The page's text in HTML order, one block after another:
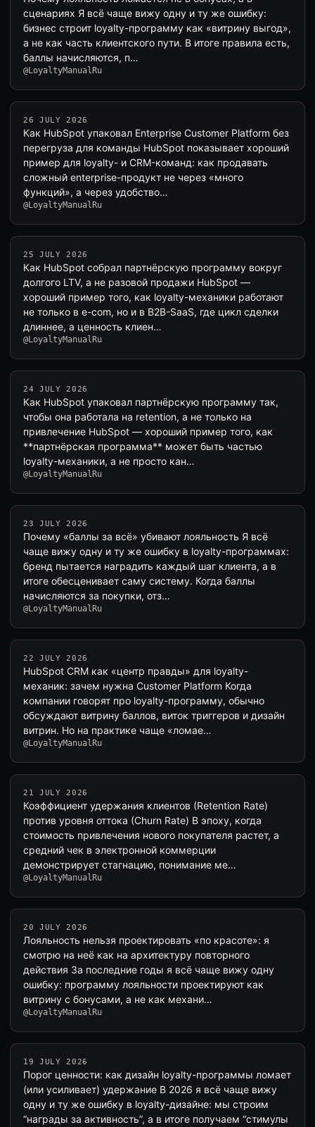
сценариях Я всё чаще вижу одну и ту же ошибку:
бизнес строит loyalty-программу как «витрину выгод»,
а не как часть клиентского пути. В итоге правила есть,
баллы начисляются, п…
@LoyaltyManualRu
26 JULY 2026
Как HubSpot упаковал Enterprise Customer Platform без
перегруза для команды HubSpot показывает хороший
пример для loyalty- и CRM-команд: как продавать
сложный enterprise-продукт не через «много
функций», а через удобство…
@LoyaltyManualRu
25 JULY 2026
Как HubSpot собрал партнёрскую программу вокруг
долгого LTV, а не разовой продажи HubSpot —
хороший пример того, как loyalty-механики работают
не только в e-com, но и в B2B-SaaS, где цикл сделки
длиннее, а ценность клиен…
@LoyaltyManualRu
24 JULY 2026
Как HubSpot упаковал партнёрскую программу так,
чтобы она работала на retention, а не только на
привлечение HubSpot — хороший пример того, как
**партнёрская программа** может быть частью
loyalty-механики, а не просто кан…
@LoyaltyManualRu
23 JULY 2026
Почему «баллы за всё» убивают лояльность Я всё
чаще вижу одну и ту же ошибку в loyalty-программах:
бренд пытается наградить каждый шаг клиента, а в
итоге обесценивает саму систему. Когда баллы
начисляются за покупки, отз…
@LoyaltyManualRu
22 JULY 2026
HubSpot CRM как «центр правды» для loyalty-
механик: зачем нужна Customer Platform Когда
компании говорят про loyalty-программу, обычно
обсуждают витрину баллов, виток триггеров и дизайн
витрин. Но на практике чаще «ломае…
@LoyaltyManualRu
21 JULY 2026
Коэффициент удержания клиентов (Retention Rate)
против уровня оттока (Churn Rate) В эпоху, когда
стоимость привлечения нового покупателя растет, а
средний чек в электронной коммерции
демонстрирует стагнацию, понимание ме…
@LoyaltyManualRu
20 JULY 2026
Лояльность нельзя проектировать «по красоте»: я
смотрю на неё как на архитектуру повторного
действия За последние годы я всё чаще вижу одну
ошибку: программу лояльности проектируют как
витрину с бонусами, а не как механи…
@LoyaltyManualRu
19 JULY 2026
Порог ценности: как дизайн loyalty-программы ломает
(или усиливает) удержание В 2026 я всё чаще вижу
одну и ту же ошибку в loyalty-дизайне: мы строим
“награды за активность”, а в итоге получаем “стимулы